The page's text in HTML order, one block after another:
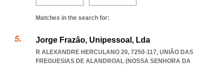
Matches in the search for:
Jorge Frazâo, Unipessoal, Lda
R ALEXANDRE HERCULANO 20, 7250-117, UNIÃO DAS
FREGUESIAS DE ALANDROAL (NOSSA SENHORA DA